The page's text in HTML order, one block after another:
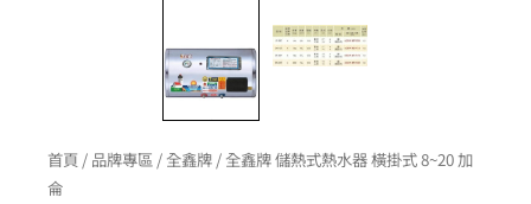
首頁 / 品牌專區 / 全鑫牌 / 全鑫牌 儲熱式熱水器 橫掛式 8~20 加
侖